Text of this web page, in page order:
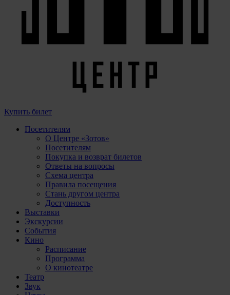
Купить билет
Посетителям
О Центре «Зотов»
Посетителям
Покупка и возврат билетов
Ответы на вопросы
Схема центра
Правила посещения
Стань другом центра
Доступность
Выставки
Экскурсии
События
Кино
Расписание
Программа
О кинотеатре
Театр
Звук